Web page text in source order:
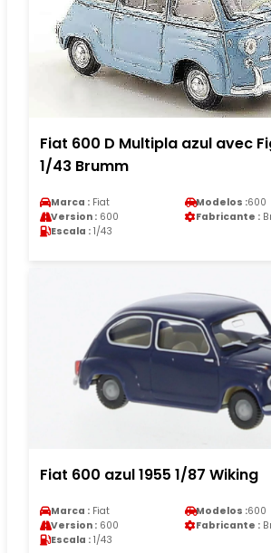
Fiat 600 D Multipla azul avec
1/43 Brumm
Marca : Fiat Modelos :600
Version : 600 Fabricante :
Escala : 1/43
Fiat 600 azul 1955 1/87 Wiking
Marca : Fiat Modelos :600
Version : 600 Fabricante :
Escala : 1/43